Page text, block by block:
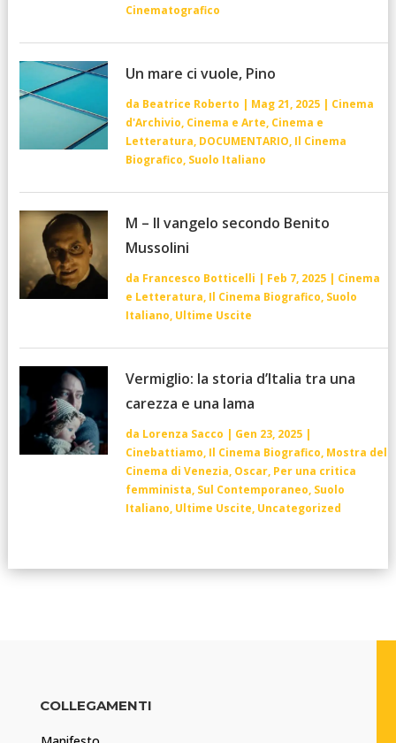
Cinematografico
Un mare ci vuole, Pino
da Beatrice Roberto | Mag 21, 2025| Cinema
d'Archivio, Cinema e Arte, Cinema e
Letteratura, DOCUMENTARIO, Il Cinema
Biografico, Suolo Italiano
M – Il vangelo secondo Benito
Mussolini
da Francesco Botticelli | Feb 7, 2025| Cinema
e Letteratura, Il Cinema Biografico, Suolo
Italiano, Ultime Uscite
Vermiglio: la storia d’Italia tra una
carezza e una lama
da Lorenza Sacco | Gen 23, 2025|
Cinebattiamo, Il Cinema Biografico, Mostra del
Cinema di Venezia, Oscar, Per una critica
femminista, Sul Contemporaneo, Suolo
Italiano, Ultime Uscite, Uncategorized
COLLEGAMENTI